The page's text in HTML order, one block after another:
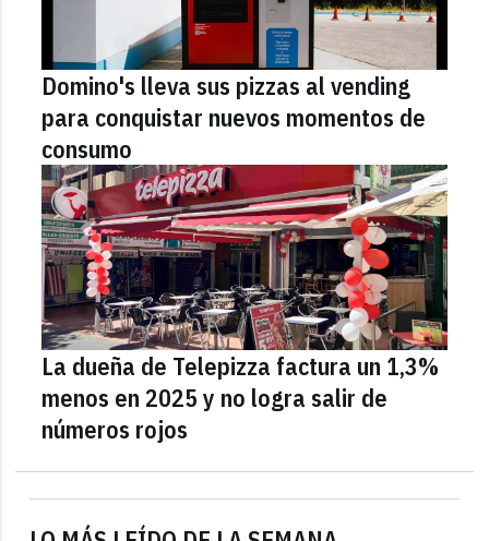
Domino's lleva sus pizzas al vending
para conquistar nuevos momentos de
consumo
La dueña de Telepizza factura un 1,3%
menos en 2025 y no logra salir de
números rojos